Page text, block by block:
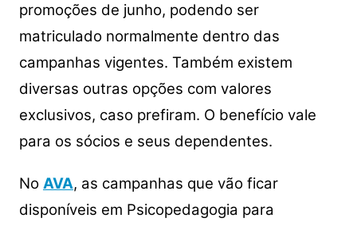
promoções de junho, podendo ser
matriculado normalmente dentro das
campanhas vigentes. Também existem
diversas outras opções com valores
exclusivos, caso prefiram. O benefício vale
para os sócios e seus dependentes.
No AVA, as campanhas que vão ficar
disponíveis em Psicopedagogia para